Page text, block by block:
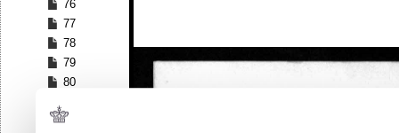
76
77
78
79
80
82